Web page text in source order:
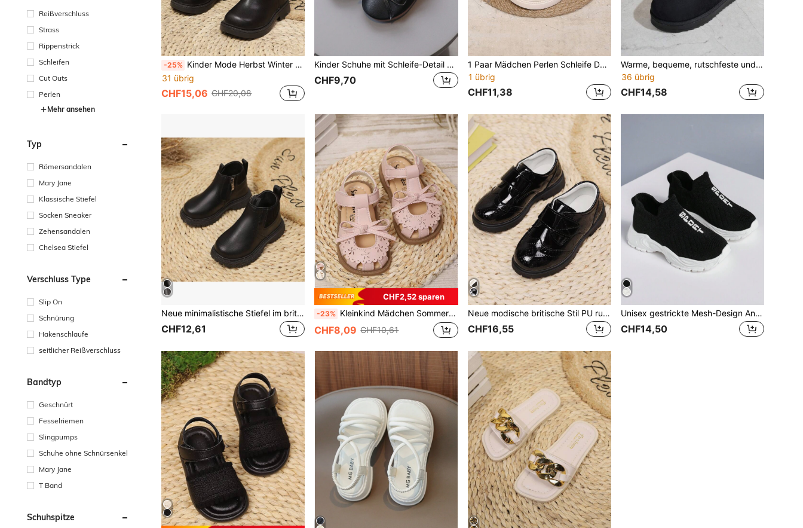
Reißverschluss
Strass
Rippenstrick
Schleifen
Cut Outs
Perlen
Mehr ansehen
Typ
Römersandalen
Mary Jane
Klassische Stiefel
Socken Sneaker
Zehensandalen
Chelsea Stiefel
Verschluss Type
Slip On
Schnürung
Hakenschlaufe
seitlicher Reißverschluss
Bandtyp
Geschnürt
Fesselriemen
Slingpumps
Schuhe ohne Schnürsenkel
Mary Jane
T Band
Schuhspitze
-25% Kinder Mode Herbst Winter Stiefel mit Reißverschluss an der Seite, dicke rutschfeste Sohle, hoher Schaft, geeignet für Lässig, Auftritte und Tanzveranstaltungen
31 übrig
CHF15,06 CHF20,08
Kinder Schuhe mit Schleife-Detail und Knoten, einfarbiges PU-Design in koreanischer Mode mit flacher und rutschfester Ledersohle für Outdoor-Aufführungen und Partys
CHF9,70
1 Paar Mädchen Perlen Schleife Dekor Britischer Stil rutschfeste weiche Sohle Prinzessin Schuhe, geeignet für Kinderpartys/Alltagstragen
1 übrig
CHF11,38
Warme, bequeme, rutschfeste und strapazierfähige Hausschuhe für Jugendliche, geeignet für den Winter
36 übrig
CHF14,58
Neue minimalistische Stiefel im britischen Stil für Kinder mit seitlichem Reißverschluss, geeignet für den täglichen Gebrauch, Festivals, Partys und Aufführungen
CHF12,61
CHF2,52 sparen
-23% Kleinkind Mädchen Sommer Sandalen mit weicher Sohle, rutschfest, Schleife Verzierung, Klettverschluss, bequem für Alltag, Party, Urlaub & Tanz
CHF8,09 CHF10,61
Neue modische britische Stil PU rutschfeste flache Loafer für Jungen, Performance Party Anzugschuhe, geeignet für alle Jahreszeiten
CHF16,55
Unisex gestrickte Mesh-Design Anti-Rutsch atmungsaktive Outdoor-Sportschuhe mit Stoßdämpfung, geeignet für Sport und Freizeitkleidung, für alle Jahreszeiten geeignet
CHF14,50